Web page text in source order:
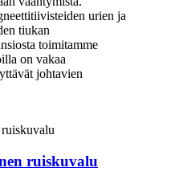
urien ja
tiukan
toimitamme
on vakaa
johtavien
ruiskuvalu